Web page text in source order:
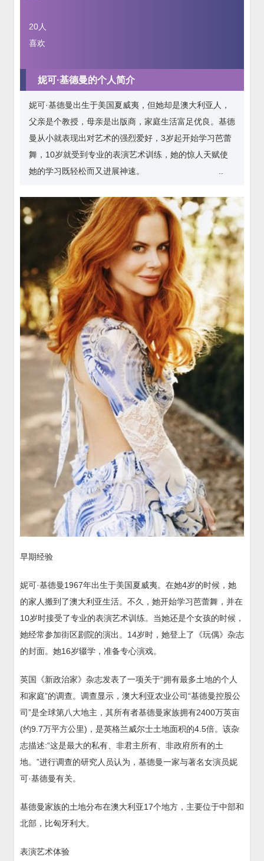
20人
喜欢
妮可·基德曼的个人简介
妮可·基德曼出生于美国夏威夷，但她却是澳大利亚人，
父亲是个教授，母亲是出版商，家庭生活富足优良。基德
曼从小就表现出对艺术的强烈爱好，3岁起开始学习芭蕾
舞，10岁就受到专业的表演艺术训练，她的惊人天赋使
她的学习既轻松而又进展神速。 ..
早期经验
妮可·基德曼1967年出生于美国夏威夷。在她4岁的时候，她
的家人搬到了澳大利亚生活。不久，她开始学习芭蕾舞，并在
10岁时接受了专业的表演艺术训练。当她还是个女孩的时候，
她经常参加街区剧院的演出。14岁时，她登上了《玩偶》杂志
的封面。她16岁辍学，准备专心演戏。
英国《新政治家》杂志发表了一项关于“拥有最多土地的个人
和家庭”的调查。调查显示，澳大利亚农业公司“基德曼控股公
司”是全球第八大地主，其所有者基德曼家族拥有2400万英亩
(约9.7万平方公里)，是英格兰威尔士土地面积的4.5倍。该杂
志描述:“这是最大的私有、非君主所有、非政府所有的土
地。”进行调查的研究人员认为，基德曼一家与著名女演员妮
可·基德曼有关。
基德曼家族的土地分布在澳大利亚17个地方，主要位于中部和
北部，比匈牙利大。
表演艺术体验